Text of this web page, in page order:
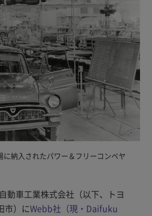
に納入されたパワー＆フリーコンベヤ
動車工業株式会社（以下、トヨ
市）にWebb社（現・Daifuku